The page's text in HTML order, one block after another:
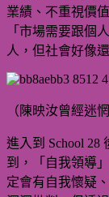
業績、不重視價
「市場需要跟個
人，但社會好像
（陳映汝曾經迷
進入到 School 28
到，「自我領導
定會有自我懷疑